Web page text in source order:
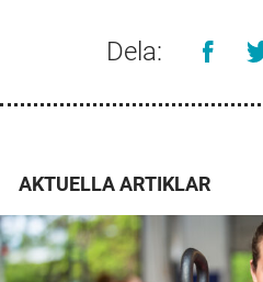
Dela:
AKTUELLA ARTIKLAR